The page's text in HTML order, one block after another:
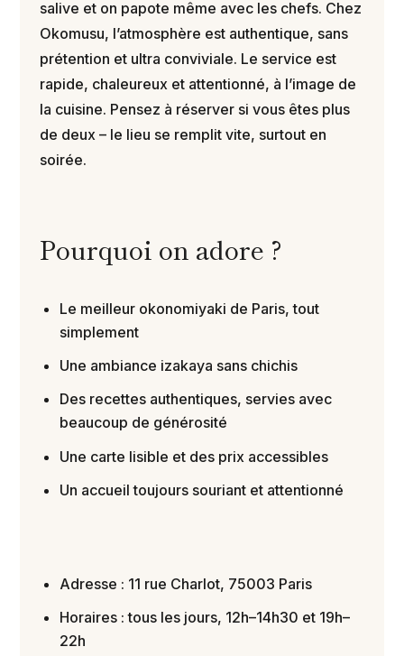
salive et on papote même avec les chefs. Chez
Okomusu, l’atmosphère est authentique, sans
prétention et ultra conviviale. Le service est
rapide, chaleureux et attentionné, à l’image de
la cuisine. Pensez à réserver si vous êtes plus
de deux – le lieu se remplit vite, surtout en
soirée.
Pourquoi on adore ?
Le meilleur okonomiyaki de Paris, tout
simplement
Une ambiance izakaya sans chichis
Des recettes authentiques, servies avec
beaucoup de générosité
Une carte lisible et des prix accessibles
Un accueil toujours souriant et attentionné
Adresse : 11 rue Charlot, 75003 Paris
Horaires : tous les jours, 12h–14h30 et 19h–
22h